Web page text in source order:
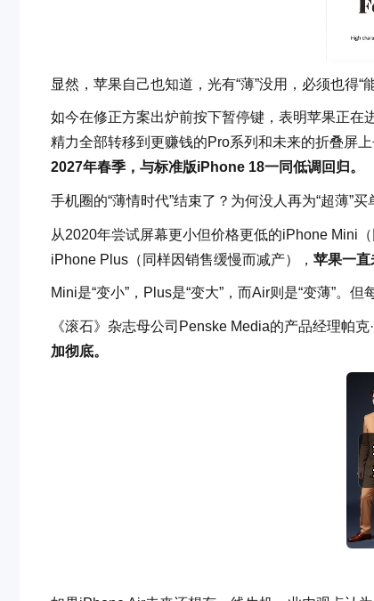
显然，苹果自己也知道，光有“薄”没用，必须也得“能
如今在修正方案出炉前按下暂停键，表明苹果正在
精力全部转移到更赚钱的Pro系列和未来的折叠屏
2027年春季，与标准版iPhone 18一同低调回归。
手机圈的“薄情时代”结束了？为何没人再为“超薄”买
从2020年尝试屏幕更小但价格更低的iPhone Mini
iPhone Plus（同样因销售缓慢而减产）， 苹果一直
Mini是“变小”，Plus是“变大”，而Air则是“变薄”。
《滚石》杂志母公司Penske Media的产品经理帕
加彻底。